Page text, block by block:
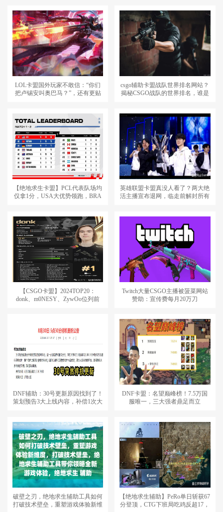
LOL卡盟国外玩家不敢信：“你们
把卢锡安叫奥巴马？”，还有更贴
csgo辅助卡盟战队世界排名网站？
揭秘CSGO战队的世界排名，谁是
【绝地求生卡盟】PCL代表队场均
仅拿1分，USA大优势领跑，BRA
英雄联盟卡盟真没人看了？两大绝
活主播宣布退网，临走前解封所有
【CSGO卡盟】2024TOP20：
donk、m0NESY、ZywOo位列前
Twitch大量CSGO主播被菠菜网站
赞助：宣传费每月20万刀
DNF辅助：30号更新原因找到了！
策划预告3大上线内容，补偿1次大
DNF卡盟：名望巅峰榜！7.5万国
服唯一，三大强者鼎足而立
破壁之刃，绝地求生辅助工具如何
打破技术壁垒，重塑游戏体验新维
【绝地求生辅助】PeRo单日斩获67
分登顶，CTG下班局吃鸡反超17，